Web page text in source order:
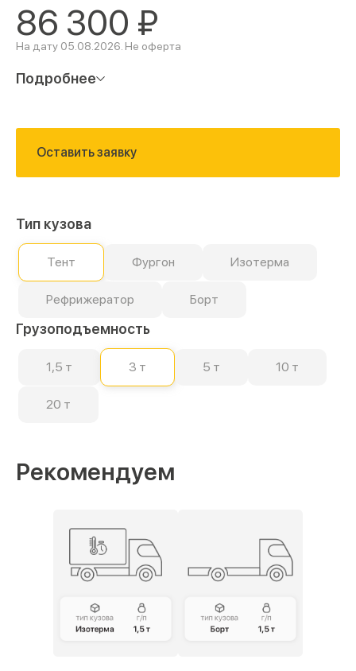
86 300 ₽
На дату 05.08.2026. Не оферта
Подробнее
Оставить заявку
Тип кузова
Тент Фургон Изотерма
Рефрижератор Борт
Грузоподъемность
1,5 т 3 т 5 т 10 т
20 т
Рекомендуем